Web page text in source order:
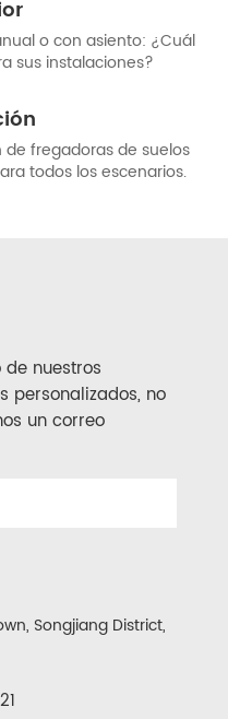
o con asiento: ¿Cuál
sus instalaciones?
fregadoras de suelos
todos los escenarios.
nuestros
personalizados, no
un correo
Songjiang District,